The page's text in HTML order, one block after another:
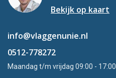
Bekijk op kaart
info@vlaggenunie.nl
0512-778272
Maandag t/m vrijdag 09:00 - 17:00